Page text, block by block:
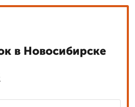
в Новосибирске